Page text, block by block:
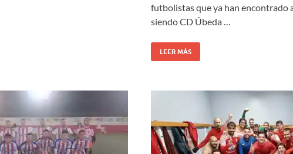
futbolistas que ya han encontrado
siendo CD Úbeda …
LEER MÁS